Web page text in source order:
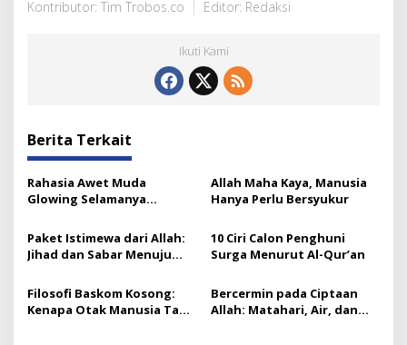
Kontributor: Tim Trobos.co Editor: Redaksi
Ikuti Kami
Berita Terkait
Rahasia Awet Muda
Glowing Selamanya
Allah Maha Kaya, Manusia
Hanya Perlu Bersyukur
Paket Istimewa dari Allah:
Jihad dan Sabar Menuju
10 Ciri Calon Penghuni
Surga Menurut Al-Qur’an
Filosofi Baskom Kosong:
Kenapa Otak Manusia Tak
Bercermin pada Ciptaan
Allah: Matahari, Air, dan